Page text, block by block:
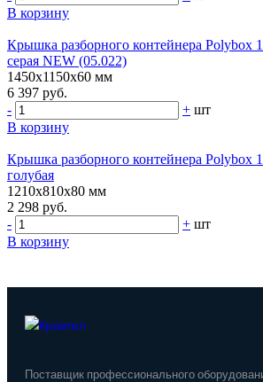
В корзину
Крышка разборного контейнера Polybox
серая NEW (05.022)
1450х1150х60 мм
6 397 руб.
-
+ шт
В корзину
Крышка разборного контейнера Polybox
голубая
1210х810х80 мм
2 298 руб.
-
+ шт
В корзину
Поставщик профессионального